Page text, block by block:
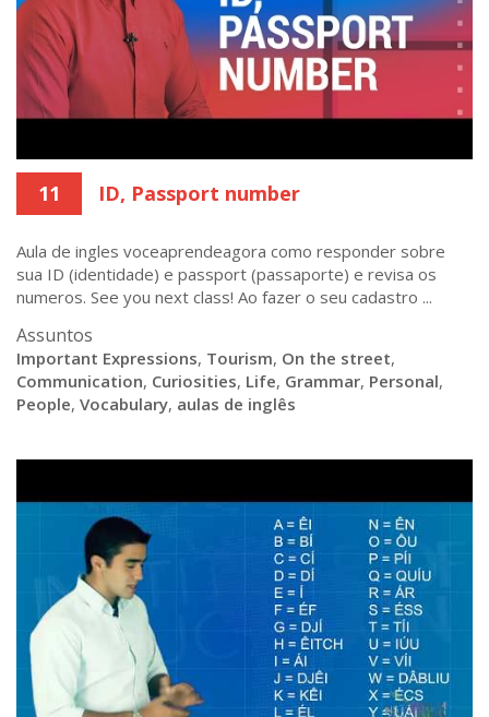
11 ID, Passport number
Aula de ingles voceaprendeagora como responder sobre
sua ID (identidade) e passport (passaporte) e revisa os
numeros. See you next class! Ao fazer o seu cadastro ...
Assuntos
Important Expressions, Tourism, On the street,
Communication, Curiosities, Life, Grammar, Personal,
People, Vocabulary, aulas de inglês